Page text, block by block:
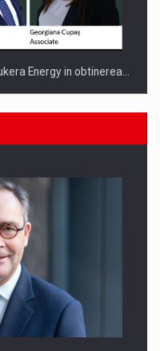
Energy in obtinerea…
DE AFACERI, ACADEMIC